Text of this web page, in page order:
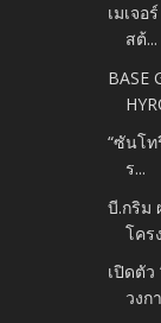
เมเจอ
สต้...
BASE
“ซันโท
ร...
บี.กริม
โคร
เปิดตัว
วงก